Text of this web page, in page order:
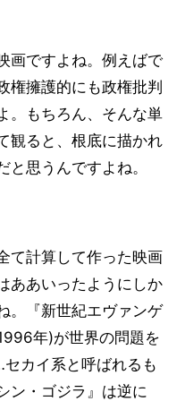
画ですよね。例えばで
権擁護的にも政権批判
。もちろん、そんな単
観ると、根底に描かれ
思うんですよね。
て計算して作った映画
ああいったようにしか
。『新世紀エヴァンゲ
年)が世界の問題を
カイ系と呼ばれるも
ン・ゴジラ』は逆に